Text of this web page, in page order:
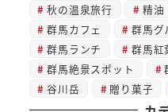
秋の温泉旅行
精油
群馬カフェ
群馬グ
群馬ランチ
群馬紅
群馬絶景スポット
谷川岳
贈り菓子